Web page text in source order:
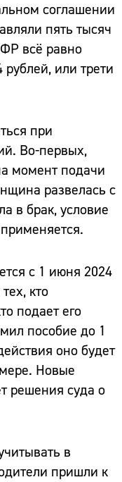
соглашении
пять тысяч
всё равно
или трети
при
Во-первых,
момент подачи
развелась с
в брак, условие
с 1 июня 2024
кто
подает его
пособие до 1
оно будет
Новые
решения суда о
в
пришли к